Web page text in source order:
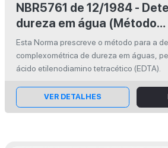
NBR5761 de 12/1984 - Determinação da
dureza em água (Método
complexométrico)
Esta Norma prescreve o método para a
complexométrica de dureza em águas,
ácido etilenodiamino tetracético (EDTA).
VER DETALHES